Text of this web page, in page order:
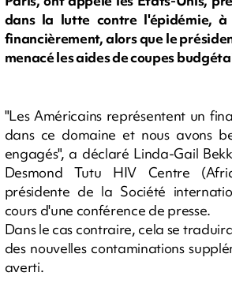
dans la lutte contre l'épidémie, à
financièrement, alors que le
menacé les aides de coupes
"Les Américains représentent un
dans ce domaine et nous avons
engagés", a déclaré Linda-Gail
Desmond Tutu HIV Centre
présidente de la Société
cours d'une conférence de presse.
Dans le cas contraire, cela se
des nouvelles contaminations
averti.